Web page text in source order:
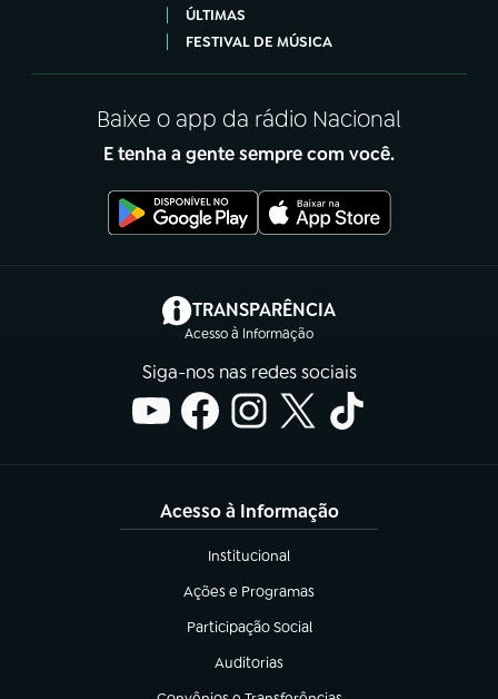
ÚLTIMAS
FESTIVAL DE MÚSICA
Baixe o app da rádio Nacional
E tenha a gente sempre com você.
TRANSPARÊNCIA
Acesso à Informação
(abre em nova aba)
Siga-nos nas redes sociais
Acesso à Informação
Institucional
(abre em nova aba)
Ações e Programas
(abre em nova aba)
Participação Social
(abre em nova aba)
Auditorias
(abre em nova aba)